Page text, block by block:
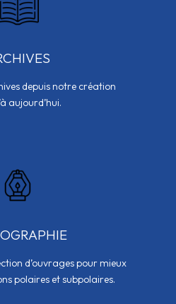
depuis notre création
aujourd’hui.
d’ouvrages pour mieux
polaires et subpolaires.